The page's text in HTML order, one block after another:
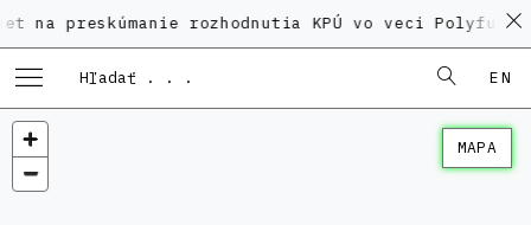
rozhodnutia KPÚ vo veci Polyfunkčného
EN
MAPA